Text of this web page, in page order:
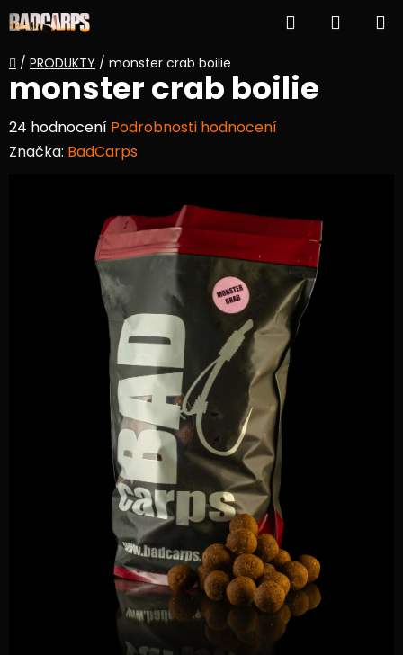
Přejít
na
Hledat
Domů
/ PRODUKTY / monster crab boilie
monster crab boilie
Průměrné
hodnocení
24 hodnocení Podrobnosti hodnocení
Značka: BadCarps